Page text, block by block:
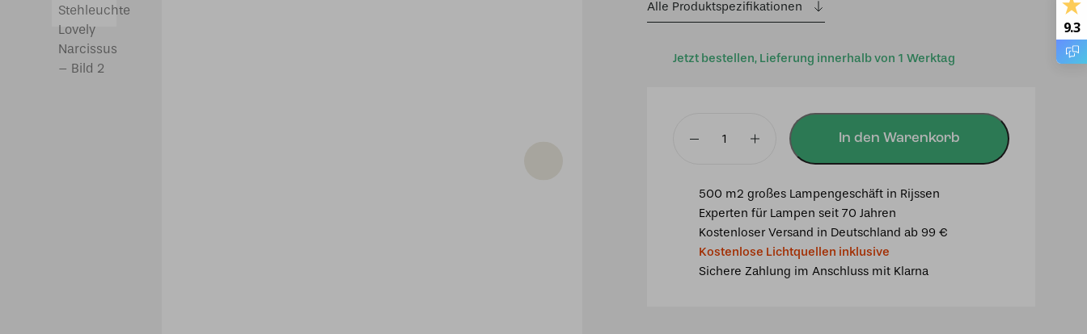
Jetzt bestellen, Lieferung innerhalb von 1 Werktag
Alle Produktspezifikationen
Menge
In den Warenkorb
500 m2 großes Lampengeschäft in Rijssen
Experten für Lampen seit 70 Jahren
Kostenloser Versand in Deutschland ab 99 €
Kostenlose Lichtquellen inklusive
Sichere Zahlung im Anschluss mit Klarna
9.3